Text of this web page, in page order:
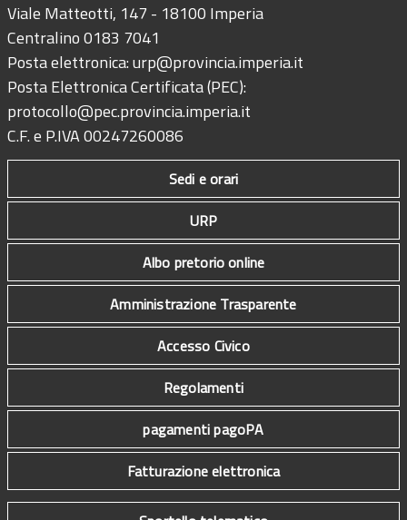
Viale Matteotti, 147 - 18100 Imperia
Centralino 0183 7041
Posta elettronica:urp@provincia.imperia.it
Posta Elettronica Certificata (PEC):
protocollo@pec.provincia.imperia.it
C.F. e P.IVA 00247260086
Sedi e orari
URP
Albo pretorio online
Amministrazione Trasparente
Accesso Civico
Regolamenti
pagamenti pagoPA
Fatturazione elettronica